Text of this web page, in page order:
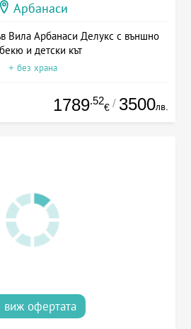
Арбанаси
Вила Арбанаси Делукс с външно
и детски кът
+ без храна
1789.52
€ / 3500лв.
виж офертата